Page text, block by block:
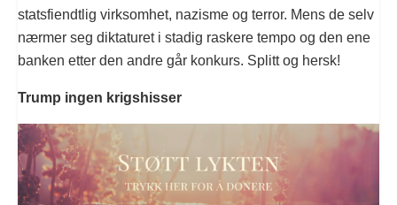
statsfiendtlig virksomhet, nazisme og terror. Mens de selv
nærmer seg diktaturet i stadig raskere tempo og den ene
banken etter den andre går konkurs. Splitt og hersk!
Trump ingen krigshisser